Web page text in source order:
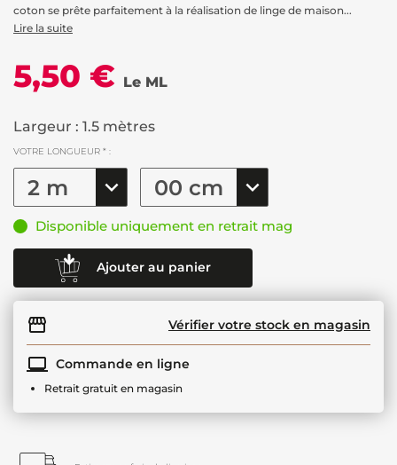
coton se prête parfaitement à la réalisation de linge de maison...
Lire la suite
5,50 € Le ML
Largeur : 1.5 mètres
VOTRE LONGUEUR * :
Disponible uniquement en retrait mag
Ajouter au panier
Vérifier votre stock en magasin
Commande en ligne
Retrait gratuit en magasin